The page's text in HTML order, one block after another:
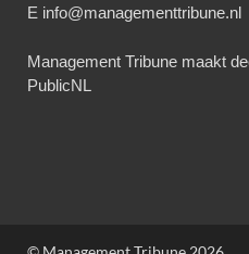
E info@managementtribune.nl
Management Tribune maakt
PublicNL